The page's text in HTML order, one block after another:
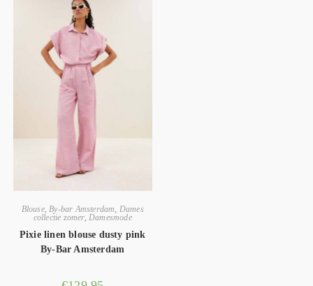
Blouse, By-bar Amsterdam
Dames
collectie zomer, Damesmode
Pixie linen blouse dusty pink
By-Bar Amsterdam